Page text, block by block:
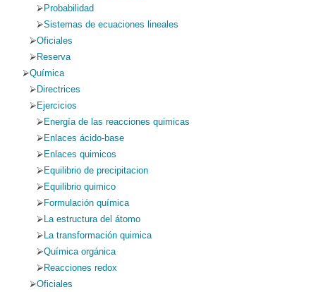
Probabilidad
Sistemas de ecuaciones lineales
Oficiales
Reserva
Química
Directrices
Ejercicios
Energía de las reacciones quimicas
Enlaces ácido-base
Enlaces quimicos
Equilibrio de precipitacion
Equilibrio quimico
Formulación química
La estructura del átomo
La transformación quimica
Química orgánica
Reacciones redox
Oficiales